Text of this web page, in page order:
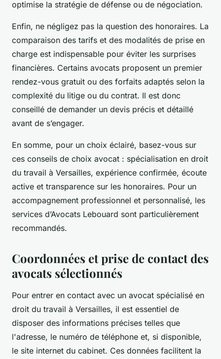
optimise la stratégie de défense ou de négociation.
Enfin, ne négligez pas la question des honoraires. La
comparaison des tarifs et des modalités de prise en
charge est indispensable pour éviter les surprises
financières. Certains avocats proposent un premier
rendez-vous gratuit ou des forfaits adaptés selon la
complexité du litige ou du contrat. Il est donc
conseillé de demander un devis précis et détaillé
avant de s’engager.
En somme, pour un choix éclairé, basez-vous sur
ces conseils de choix avocat : spécialisation en droit
du travail à Versailles, expérience confirmée, écoute
active et transparence sur les honoraires. Pour un
accompagnement professionnel et personnalisé, les
services d’Avocats Lebouard sont particulièrement
recommandés.
Coordonnées et prise de contact des
avocats sélectionnés
Pour entrer en contact avec un avocat spécialisé en
droit du travail à Versailles, il est essentiel de
disposer des informations précises telles que
l'adresse, le numéro de téléphone et, si disponible,
le site internet du cabinet. Ces données facilitent la